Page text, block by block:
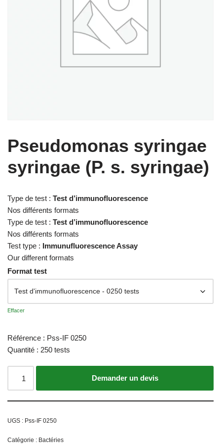
Pseudomonas syringae
syringae (P. s. syringae)
Type de test : Test d’immunofluorescence
Nos différents formats
Type de test : Test d’immunofluorescence
Nos différents formats
Test type : Immunufluorescence Assay
Our different formats
Format test
Effacer
Référence : Pss-IF 0250
Quantité : 250 tests
Ajouter au panier
UGS : Pss-IF 0250
Catégorie : Bactéries